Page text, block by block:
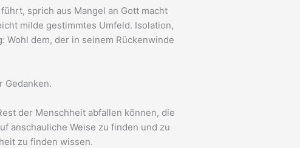
sprich aus Mangel an Gott macht
milde gestimmtes Umfeld. Isolation,
Wohl dem, der in seinem Rückenwinde
Gedanken.
der Menschheit abfallen können, die
anschauliche Weise zu finden und zu
zu finden wissen.